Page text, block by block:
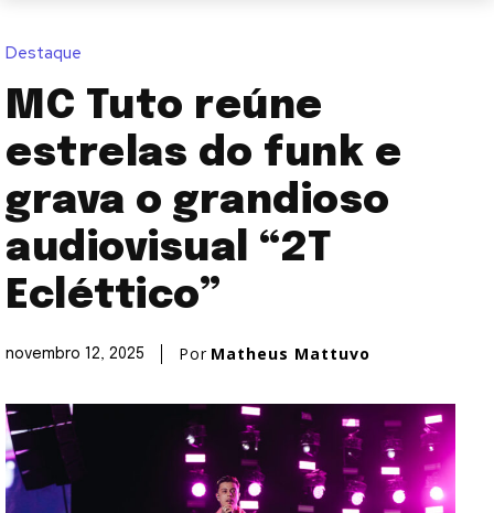
Destaque
MC Tuto reúne
estrelas do funk e
grava o grandioso
audiovisual “2T
Ecléttico”
novembro 12, 2025 Por Matheus Mattuvo